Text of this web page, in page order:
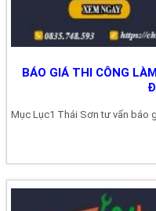
BÁO GIÁ THI CÔNG
Mục Lục1 Thái Sơn tư vấn báo